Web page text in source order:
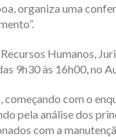
organiza uma
Humanos,
9h30 às 16h00, no
com o
pela análise dos
com a